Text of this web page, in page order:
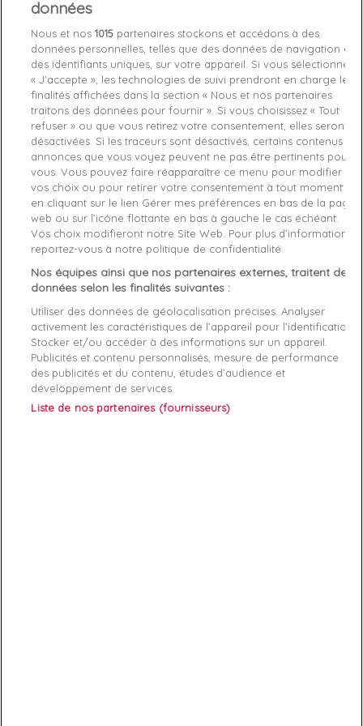
Out-of-Stock
Je craque !
Livraison gratuite *
Retours sous 100 jours
Produit certifié authentique
Caractéristiques produit
Description Détails du produit Fabriquant
100% polyester recyclé
ABONNEZ-VOUS
Exclusivités, offres et nouveautés !
données
Nous et nos1015 partenaires stockons et accédons à des
données personnelles, telles que des données de navigation ou
des identifiants uniques, sur votre appareil. Si vous sélectionnez
« J’accepte », les technologies de suivi prendront en charge les
finalités affichées dans la section « Nous et nos partenaires
traitons des données pour fournir ». Si vous choisissez « Tout
refuser » ou que vous retirez votre consentement, elles seront
désactivées. Si les traceurs sont désactivés, certains contenus et
annonces que vous voyez peuvent ne pas être pertinents pour
vous. Vous pouvez faire réapparaître ce menu pour modifier
vos choix ou pour retirer votre consentement à tout moment
en cliquant sur le lien Gérer mes préférences en bas de la page
web ou sur l’icône flottante en bas à gauche le cas échéant.
Vos choix modifieront notre Site Web. Pour plus d’informations,
reportez-vous à notre politique de confidentialité.
Nos équipes ainsi que nos partenaires externes, traitent des
données selon les finalités suivantes :
Utiliser des données de géolocalisation précises. Analyser
activement les caractéristiques de l’appareil pour l’identification.
Stocker et/ou accéder à des informations sur un appareil.
Publicités et contenu personnalisés, mesure de performance
des publicités et du contenu, études d’audience et
développement de services.
Liste de nos partenaires (fournisseurs)